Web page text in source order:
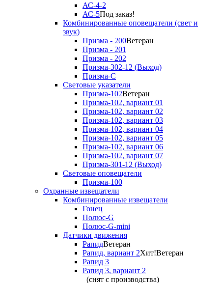
АС-4-2
АС-5Под заказ!
Комбинированные оповещатели (свет и
звук)
Призма - 200Ветеран
Призма - 201
Призма - 202
Призма-302-12 (Выход)
Призма-С
Световые указатели
Призма-102Ветеран
Призма-102, вариант 01
Призма-102, вариант 02
Призма-102, вариант 03
Призма-102, вариант 04
Призма-102, вариант 05
Призма-102, вариант 06
Призма-102, вариант 07
Призма-301-12 (Выход)
Световые оповещатели
Призма-100
Охранные извещатели
Комбинированные извещатели
Гонец
Полюс-G
Полюс-G-mini
Датчики движения
РапидВетеран
Рапид, вариант 2Хит!Ветеран
Рапид 3
Рапид 3, вариант 2
(снят с производства)